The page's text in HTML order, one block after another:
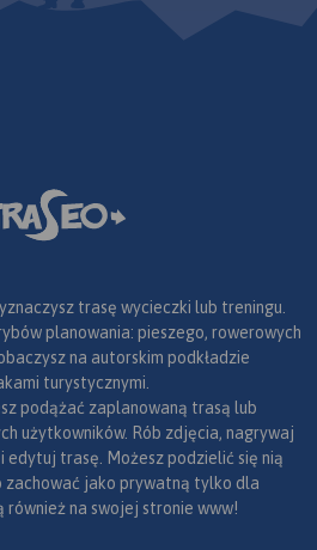
trasę wycieczki lub treningu.
planowania: pieszego, rowerowych
na autorskim podkładzie
turystycznymi.
podążać zaplanowaną trasą lub
użytkowników. Rób zdjęcia, nagrywaj
edytuj trasę. Możesz podzielić się nią
zachować jako prywatną tylko dla
również na swojej stronie www!